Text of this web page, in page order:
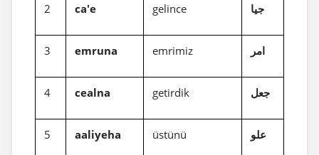
2 ca'e gelince جيا
3 emruna emrimiz امر
4 cealna getirdik جعل
5 aaliyeha üstünü علو